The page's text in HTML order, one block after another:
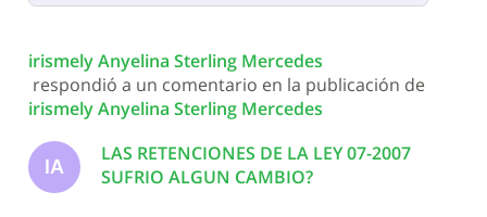
Selected
Todas
las
actividades
irismely Anyelina Sterling Mercedes
respondió a un comentario en la publicación de
irismely Anyelina Sterling Mercedes
IA
LAS RETENCIONES DE LA LEY 07-2007
SUFRIO ALGUN CAMBIO?